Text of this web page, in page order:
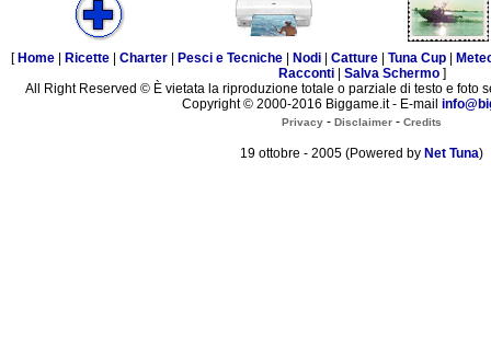
[ Home Ricette Charter Pesci e Tecniche Nodi Catture Tuna Cup
Racconti| Salva Schermo]
All Right Reserved © È vietata la riproduzione totale o parziale di testo e foto
Copyright © 2000-2016 Biggame.it - E-mail
Privacy - Disclaimer - Credits
19 ottobre - 2005 (Powered by Net Tuna)